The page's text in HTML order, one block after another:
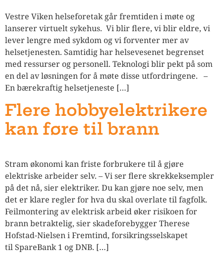
Vestre Viken helseforetak går fremtiden i møte og
lanserer virtuelt sykehus. Vi blir flere, vi blir eldre, vi
lever lengre med sykdom og vi forventer mer av
helsetjenesten. Samtidig har helsevesenet begrenset
med ressurser og personell. Teknologi blir pekt på som
en del av løsningen for å møte disse utfordringene. –
En bærekraftig helsetjeneste […]
Flere hobbyelektrikere
kan føre til brann
Stram økonomi kan friste forbrukere til å gjøre
elektriske arbeider selv. – Vi ser flere skrekkeksempler
på det nå, sier elektriker. Du kan gjøre noe selv, men
det er klare regler for hva du skal overlate til fagfolk.
Feilmontering av elektrisk arbeid øker risikoen for
brann betraktelig, sier skadeforebygger Therese
Hofstad-Nielsen i Fremtind, forsikringsselskapet
til SpareBank 1 og DNB. […]